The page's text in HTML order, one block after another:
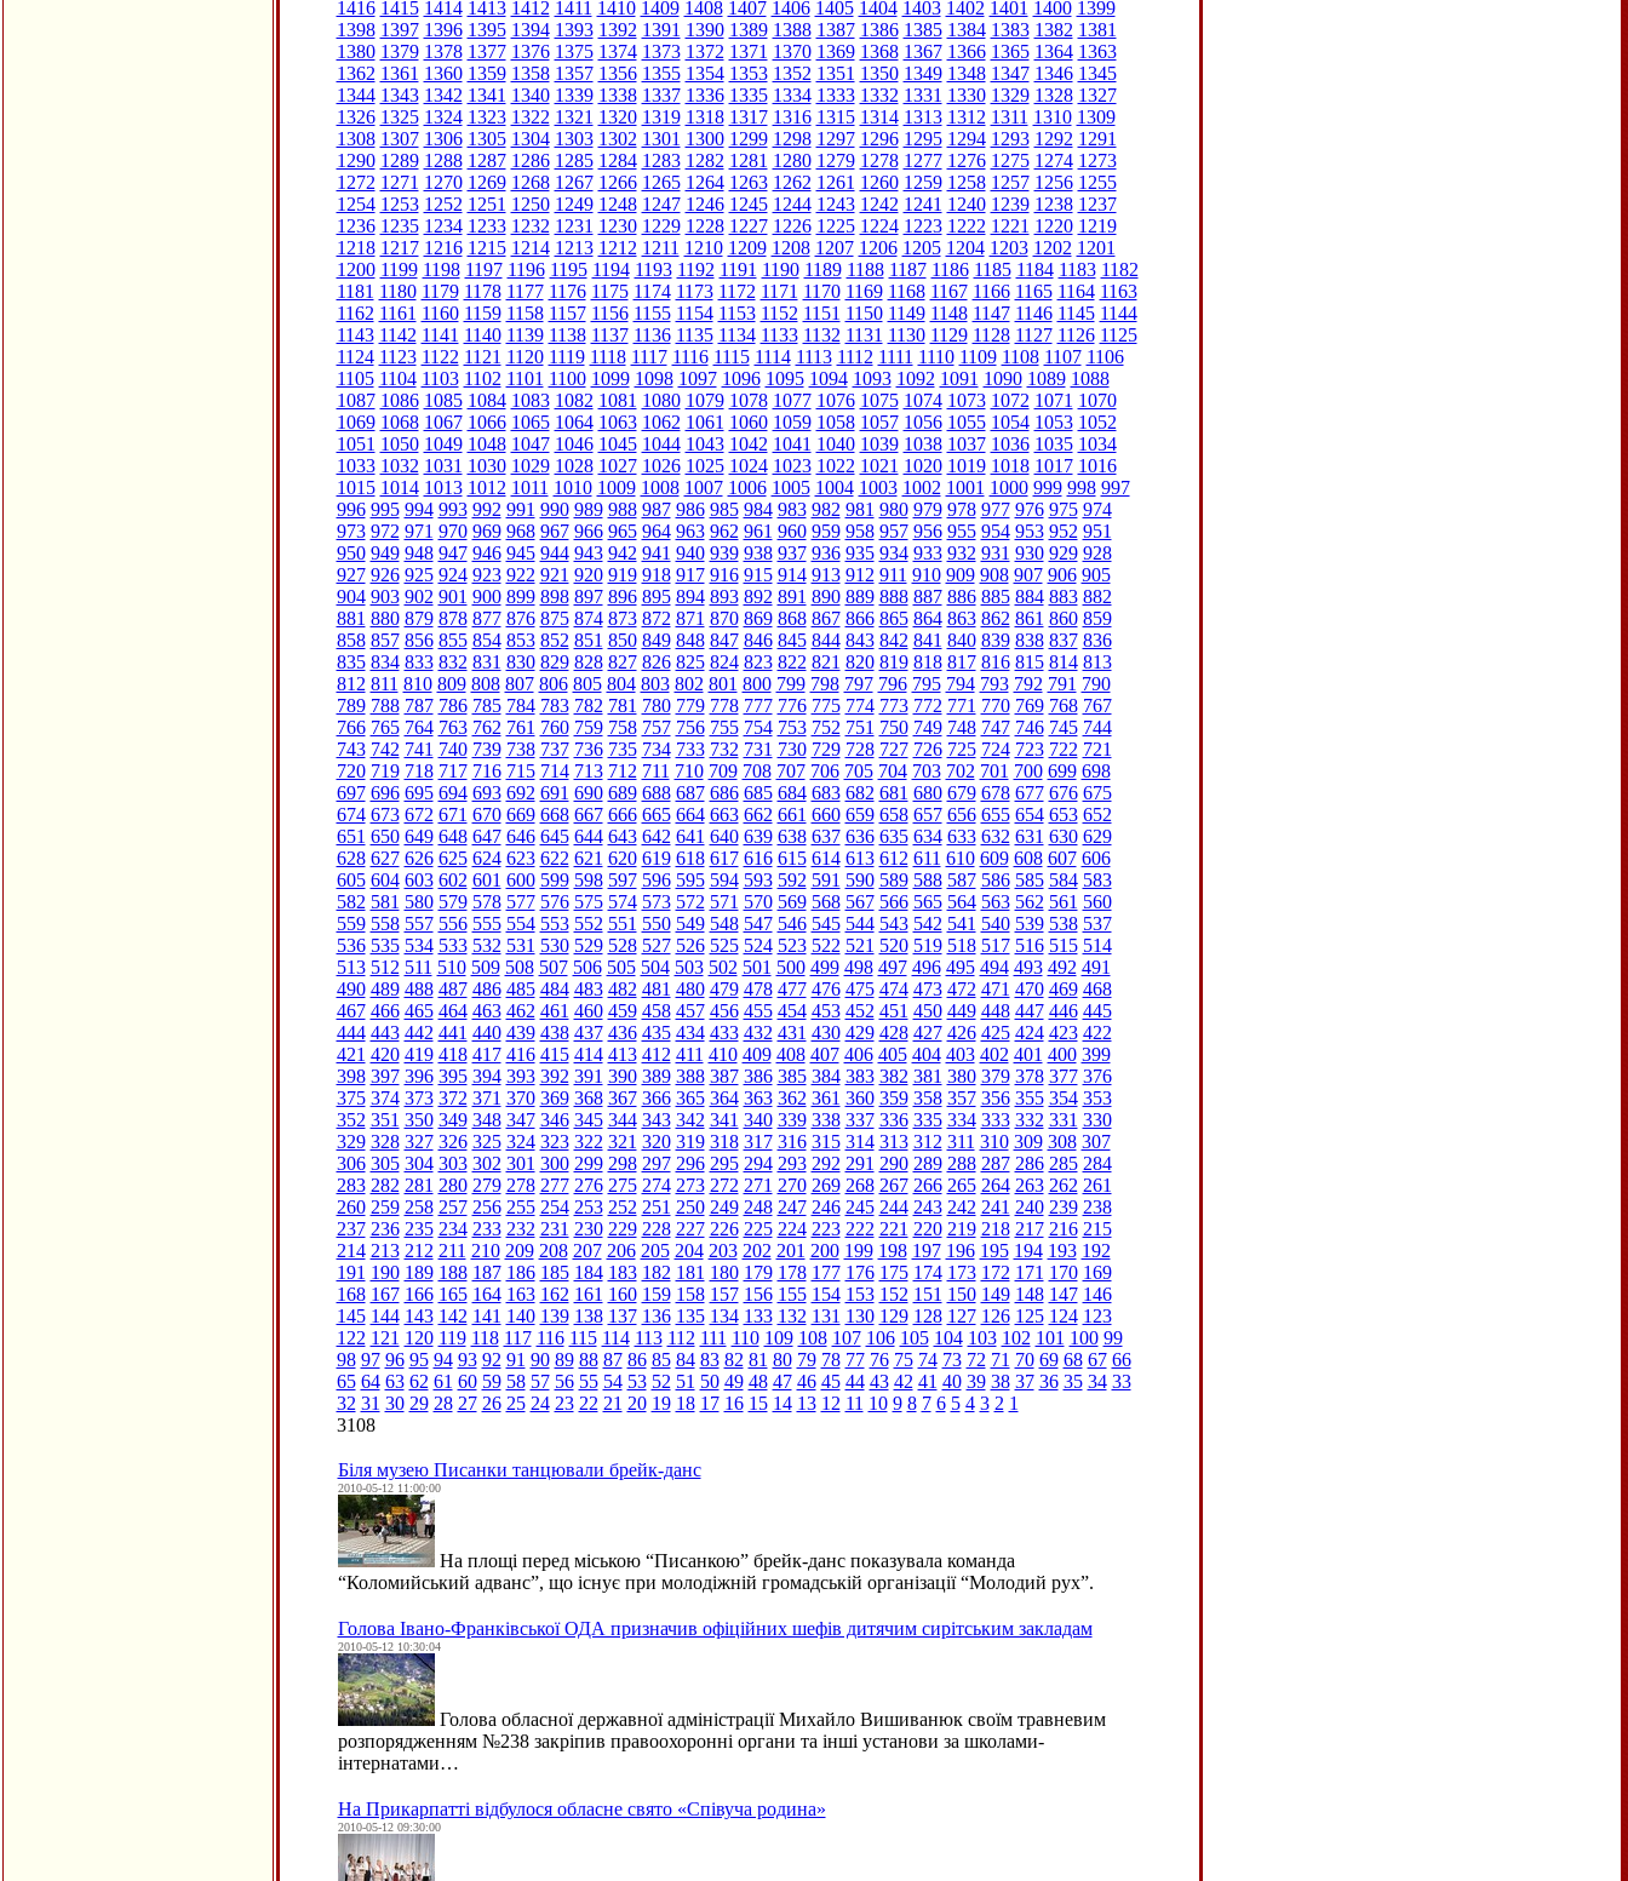
1416 1415 1414 1413 1412 1411 1410 1409 1408 1407 1406 1405 1404 1403 1402 1401 1400 1399
1398 1397 1396 1395 1394 1393 1392 1391 1390 1389 1388 1387 1386 1385 1384 1383 1382 1381
1380 1379 1378 1377 1376 1375 1374 1373 1372 1371 1370 1369 1368 1367 1366 1365 1364 1363
1362 1361 1360 1359 1358 1357 1356 1355 1354 1353 1352 1351 1350 1349 1348 1347 1346 1345
1344 1343 1342 1341 1340 1339 1338 1337 1336 1335 1334 1333 1332 1331 1330 1329 1328 1327
1326 1325 1324 1323 1322 1321 1320 1319 1318 1317 1316 1315 1314 1313 1312 1311 1310 1309
1308 1307 1306 1305 1304 1303 1302 1301 1300 1299 1298 1297 1296 1295 1294 1293 1292 1291
1290 1289 1288 1287 1286 1285 1284 1283 1282 1281 1280 1279 1278 1277 1276 1275 1274 1273
1272 1271 1270 1269 1268 1267 1266 1265 1264 1263 1262 1261 1260 1259 1258 1257 1256 1255
1254 1253 1252 1251 1250 1249 1248 1247 1246 1245 1244 1243 1242 1241 1240 1239 1238 1237
1236 1235 1234 1233 1232 1231 1230 1229 1228 1227 1226 1225 1224 1223 1222 1221 1220 1219
1218 1217 1216 1215 1214 1213 1212 1211 1210 1209 1208 1207 1206 1205 1204 1203 1202 1201
1200 1199 1198 1197 1196 1195 1194 1193 1192 1191 1190 1189 1188 1187 1186 1185 1184 1183 1182
1181 1180 1179 1178 1177 1176 1175 1174 1173 1172 1171 1170 1169 1168 1167 1166 1165 1164 1163
1162 1161 1160 1159 1158 1157 1156 1155 1154 1153 1152 1151 1150 1149 1148 1147 1146 1145 1144
1143 1142 1141 1140 1139 1138 1137 1136 1135 1134 1133 1132 1131 1130 1129 1128 1127 1126 1125
1124 1123 1122 1121 1120 1119 1118 1117 1116 1115 1114 1113 1112 1111 1110 1109 1108 1107 1106
1105 1104 1103 1102 1101 1100 1099 1098 1097 1096 1095 1094 1093 1092 1091 1090 1089 1088
1087 1086 1085 1084 1083 1082 1081 1080 1079 1078 1077 1076 1075 1074 1073 1072 1071 1070
1069 1068 1067 1066 1065 1064 1063 1062 1061 1060 1059 1058 1057 1056 1055 1054 1053 1052
1051 1050 1049 1048 1047 1046 1045 1044 1043 1042 1041 1040 1039 1038 1037 1036 1035 1034
1033 1032 1031 1030 1029 1028 1027 1026 1025 1024 1023 1022 1021 1020 1019 1018 1017 1016
1015 1014 1013 1012 1011 1010 1009 1008 1007 1006 1005 1004 1003 1002 1001 1000 999 998 997
996 995 994 993 992 991 990 989 988 987 986 985 984 983 982 981 980 979 978 977 976 975 974
973 972 971 970 969 968 967 966 965 964 963 962 961 960 959 958 957 956 955 954 953 952 951
950 949 948 947 946 945 944 943 942 941 940 939 938 937 936 935 934 933 932 931 930 929 928
927 926 925 924 923 922 921 920 919 918 917 916 915 914 913 912 911 910 909 908 907 906 905
904 903 902 901 900 899 898 897 896 895 894 893 892 891 890 889 888 887 886 885 884 883 882
881 880 879 878 877 876 875 874 873 872 871 870 869 868 867 866 865 864 863 862 861 860 859
858 857 856 855 854 853 852 851 850 849 848 847 846 845 844 843 842 841 840 839 838 837 836
835 834 833 832 831 830 829 828 827 826 825 824 823 822 821 820 819 818 817 816 815 814 813
812 811 810 809 808 807 806 805 804 803 802 801 800 799 798 797 796 795 794 793 792 791 790
789 788 787 786 785 784 783 782 781 780 779 778 777 776 775 774 773 772 771 770 769 768 767
766 765 764 763 762 761 760 759 758 757 756 755 754 753 752 751 750 749 748 747 746 745 744
743 742 741 740 739 738 737 736 735 734 733 732 731 730 729 728 727 726 725 724 723 722 721
720 719 718 717 716 715 714 713 712 711 710 709 708 707 706 705 704 703 702 701 700 699 698
697 696 695 694 693 692 691 690 689 688 687 686 685 684 683 682 681 680 679 678 677 676 675
674 673 672 671 670 669 668 667 666 665 664 663 662 661 660 659 658 657 656 655 654 653 652
651 650 649 648 647 646 645 644 643 642 641 640 639 638 637 636 635 634 633 632 631 630 629
628 627 626 625 624 623 622 621 620 619 618 617 616 615 614 613 612 611 610 609 608 607 606
605 604 603 602 601 600 599 598 597 596 595 594 593 592 591 590 589 588 587 586 585 584 583
582 581 580 579 578 577 576 575 574 573 572 571 570 569 568 567 566 565 564 563 562 561 560
559 558 557 556 555 554 553 552 551 550 549 548 547 546 545 544 543 542 541 540 539 538 537
536 535 534 533 532 531 530 529 528 527 526 525 524 523 522 521 520 519 518 517 516 515 514
513 512 511 510 509 508 507 506 505 504 503 502 501 500 499 498 497 496 495 494 493 492 491
490 489 488 487 486 485 484 483 482 481 480 479 478 477 476 475 474 473 472 471 470 469 468
467 466 465 464 463 462 461 460 459 458 457 456 455 454 453 452 451 450 449 448 447 446 445
444 443 442 441 440 439 438 437 436 435 434 433 432 431 430 429 428 427 426 425 424 423 422
421 420 419 418 417 416 415 414 413 412 411 410 409 408 407 406 405 404 403 402 401 400 399
398 397 396 395 394 393 392 391 390 389 388 387 386 385 384 383 382 381 380 379 378 377 376
375 374 373 372 371 370 369 368 367 366 365 364 363 362 361 360 359 358 357 356 355 354 353
352 351 350 349 348 347 346 345 344 343 342 341 340 339 338 337 336 335 334 333 332 331 330
329 328 327 326 325 324 323 322 321 320 319 318 317 316 315 314 313 312 311 310 309 308 307
306 305 304 303 302 301 300 299 298 297 296 295 294 293 292 291 290 289 288 287 286 285 284
283 282 281 280 279 278 277 276 275 274 273 272 271 270 269 268 267 266 265 264 263 262 261
260 259 258 257 256 255 254 253 252 251 250 249 248 247 246 245 244 243 242 241 240 239 238
237 236 235 234 233 232 231 230 229 228 227 226 225 224 223 222 221 220 219 218 217 216 215
214 213 212 211 210 209 208 207 206 205 204 203 202 201 200 199 198 197 196 195 194 193 192
191 190 189 188 187 186 185 184 183 182 181 180 179 178 177 176 175 174 173 172 171 170 169
168 167 166 165 164 163 162 161 160 159 158 157 156 155 154 153 152 151 150 149 148 147 146
145 144 143 142 141 140 139 138 137 136 135 134 133 132 131 130 129 128 127 126 125 124 123
122 121 120 119 118 117 116 115 114 113 112 111 110 109 108 107 106 105 104 103 102 101 100 99
98 97 96 95 94 93 92 91 90 89 88 87 86 85 84 83 82 81 80 79 78 77 76 75 74 73 72 71 70 69 68 67 66
65 64 63 62 61 60 59 58 57 56 55 54 53 52 51 50 49 48 47 46 45 44 43 42 41 40 39 38 37 36 35 34 33
32 31 30 29 28 27 26 25 24 23 22 21 20 19 18 17 16 15 14 13 12 11 10 9 8 7 6 5 4 3 2 1
3108
Біля музею Писанки танцювали брейк-данс
2010-05-12 11:00:00
На площі перед міською “Писанкою” брейк-данс показувала команда
“Коломийський адванс”, що існує при молодіжній громадській організації “Молодий рух”.
Голова Івано-Франківської ОДА призначив офіційних шефів дитячим сирітським закладам
2010-05-12 10:30:04
Голова обласної державної адміністрації Михайло Вишиванюк своїм травневим
розпорядженням №238 закріпив правоохоронні органи та інші установи за школами-
інтернатами…
На Прикарпатті відбулося обласне свято «Співуча родина»
2010-05-12 09:30:00